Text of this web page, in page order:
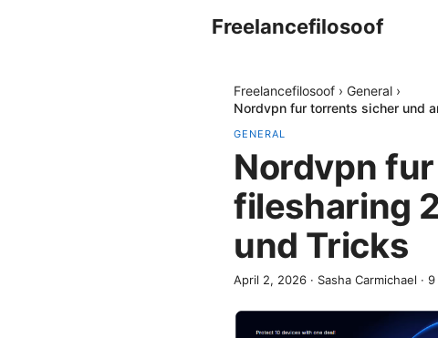
Freelancefilosoof
Freelancefilosoof › General ›
Nordvpn fur torrents sicher und
GENERAL
Nordvpn
filesharing
und Tricks
April 2, 2026 · Sasha Carmichael · 9